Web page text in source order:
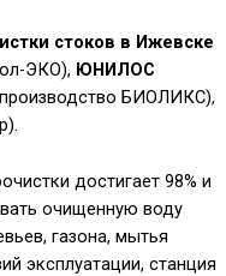
стоков в Ижевске
ЭКО), ЮНИЛОС
БИОЛИКС),
достигает 98% и
очищенную воду
газона, мытья
эксплуатации, станция